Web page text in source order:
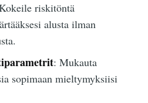
riskitöntä
alusta ilman
: Mukauta
sopimaan mieltymyksiisi